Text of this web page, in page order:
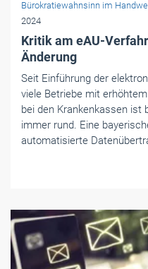
Bürokratiewahnsinn im
2024
Kritik am eAU-
Änderung
Seit Einführung der
viele Betriebe mit
bei den Krankenkassen
immer rund. Eine
automatisierte